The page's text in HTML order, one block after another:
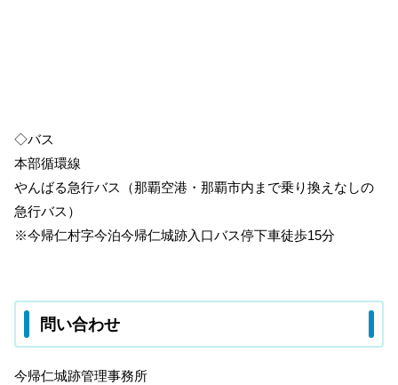
◇バス
本部循環線
やんばる急行バス（那覇空港・那覇市内まで乗り換えなしの
急行バス）
※今帰仁村字今泊今帰仁城跡入口バス停下車徒歩15分
問い合わせ
今帰仁城跡管理事務所